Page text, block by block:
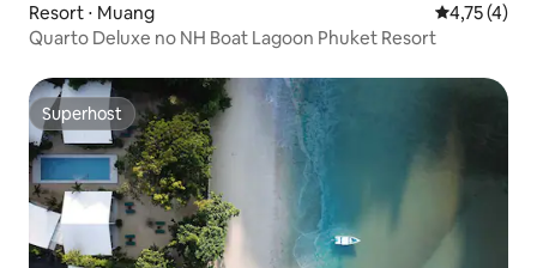
Resort ⋅ Muang 4,75 de
4,75 (4)
Quarto Deluxe no NH Boat Lagoon Phuket Resort
Superhost
Superhost